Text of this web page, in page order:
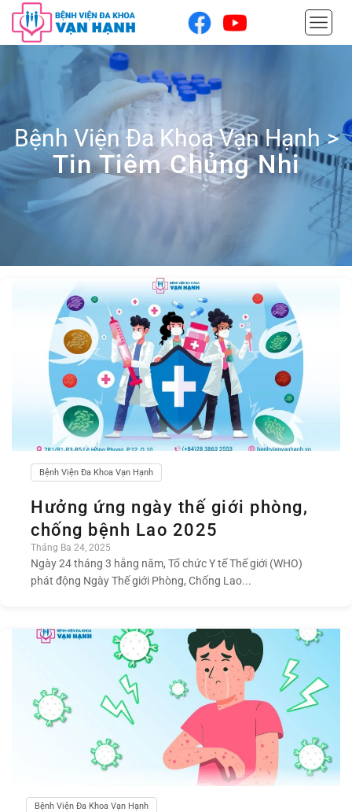
Bệnh Viện Đa Khoa Vạn Hạnh>
Tin Tiêm Chủng Nhi
Bệnh Viện Đa Khoa Vạn Hạnh
Hưởng ứng ngày thế giới phòng,
chống bệnh Lao 2025
Tháng Ba 24, 2025
Ngày 24 tháng 3 hằng năm, Tổ chức Y tế Thế giới (WHO)
phát động Ngày Thế giới Phòng, Chống Lao...
Bệnh Viện Đa Khoa Vạn Hạnh